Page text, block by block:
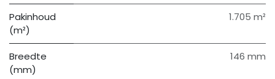
Pakinhoud
(m²)
1.705 m²
Breedte
(mm)
146 mm